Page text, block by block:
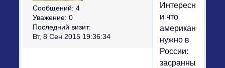
Сообщений: 4
Уважение: 0
Последний визит:
Вт, 8 Сен 2015 19:36:34
Интересно,
и что
американцам
нужно в
России:
засранные